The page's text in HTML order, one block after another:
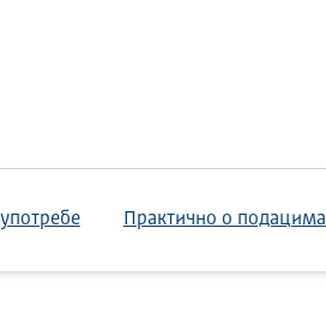
Практично о подацима